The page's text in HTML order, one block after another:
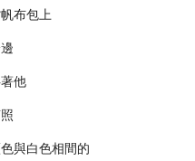
布包上
他
與白色相間的